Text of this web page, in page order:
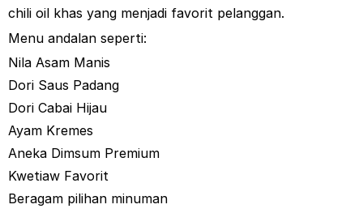
chili oil khas yang menjadi favorit pelanggan.
Menu andalan seperti:
Nila Asam Manis
Dori Saus Padang
Dori Cabai Hijau
Ayam Kremes
Aneka Dimsum Premium
Kwetiaw Favorit
Beragam pilihan minuman